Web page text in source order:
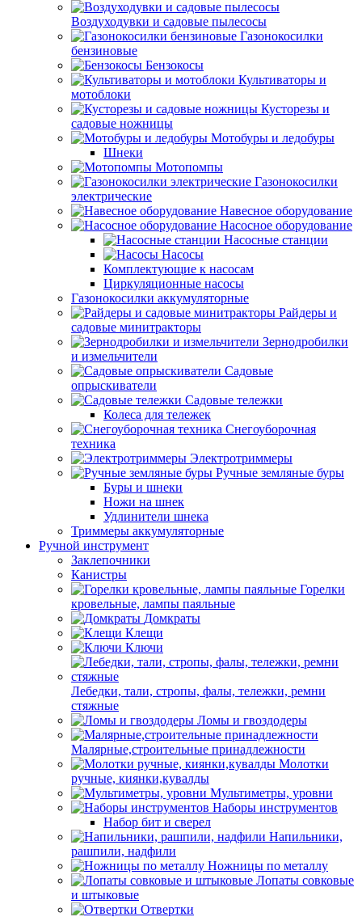
Воздуходувки и садовые пылесосы
Газонокосилки
бензиновые
Бензокосы
Культиваторы и
мотоблоки
Кусторезы и
садовые ножницы
Мотобуры и ледобуры
Шнеки
Мотопомпы
Газонокосилки
электрические
Навесное оборудование
Насосное оборудование
Насосные станции
Насосы
Комплектующие к насосам
Циркуляционные насосы
Газонокосилки аккумуляторные
Райдеры и
садовые минитракторы
Зернодробилки
и измельчители
Садовые
опрыскиватели
Садовые тележки
Колеса для тележек
Снегоуборочная
техника
Электротриммеры
Ручные земляные буры
Буры и шнеки
Ножи на шнек
Удлинители шнека
Триммеры аккумуляторные
Ручной инструмент
Заклепочники
Канистры
Горелки
кровельные, лампы паяльные
Домкраты
Клещи
Ключи
Лебедки, тали, стропы, фалы, тележки, ремни
стяжные
Ломы и гвоздодеры
Малярные,строительные принадлежности
Молотки
ручные, киянки,кувалды
Мультиметры, уровни
Наборы инструментов
Набор бит и сверел
Напильники,
рашпили, надфили
Ножницы по металлу
Лопаты совковые
и штыковые
Отвертки